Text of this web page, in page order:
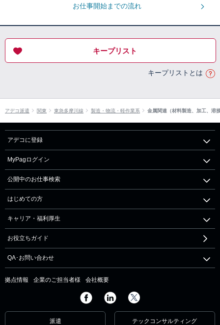
お仕事開始までの流れ
キープリスト
キープリストとは
アデコ派遣 関東 東急多摩川線 製造・物流・軽作業系 金属関連（材料製造、加工、溶
アデコに登録
MyPagログイン
公開中のお仕事検索
はじめての方
キャリア・福利厚生
お役立ちガイド
QA･お問い合わせ
拠点情報 企業のご担当者様 会社概要
派遣 テックコンサルティング